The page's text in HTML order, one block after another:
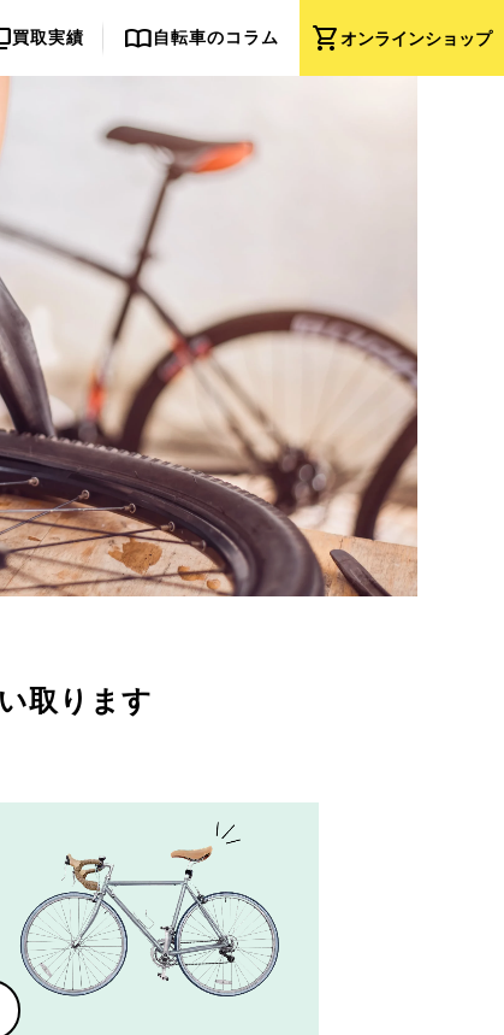
shopping_cartオンラインショップ
買取実績 import_contacts自転車のコラム
取ります